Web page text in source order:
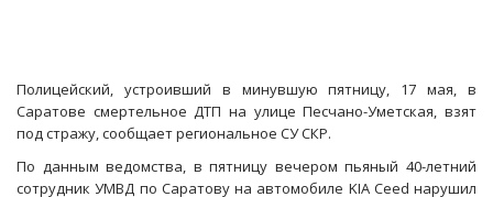
Полицейский, устроивший в минувшую пятницу, 17 мая, в
Саратове смертельное ДТП на улице Песчано-Уметская, взят
под стражу, сообщает региональное СУ СКР.
По данным ведомства, в пятницу вечером пьяный 40-летний
сотрудник УМВД по Саратову на автомобиле KIA Ceed нарушил